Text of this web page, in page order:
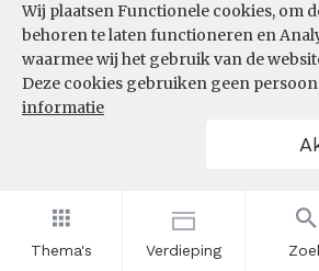
Thema's Verdieping
Wij plaatsen Functionele cookies, om
behoren te laten functioneren en
waarmee wij het gebruik van de
Deze cookies gebruiken geen
informatie
TOP 10 REGIO'S MET
AANDEEL TEKORT AAN
ARBEIDSKRACHTEN